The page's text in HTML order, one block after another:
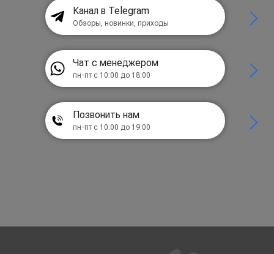
Канал в Telegram
Обзоры, новинки, приходы
Чат с менеджером
пн-пт с 10:00 до 18:00
Позвонить нам
пн-пт с 10:00 до 19:00